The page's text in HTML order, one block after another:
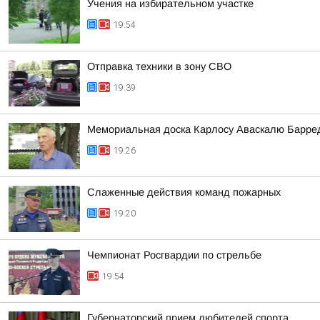
Учения на избирательном участке
19:54
Отправка техники в зону СВО
19:39
Мемориальная доска Карлосу Аваскалю
19:26
Слаженные действия команд пожарных
19:20
Чемпионат Росгвардии по стрельбе
19:54